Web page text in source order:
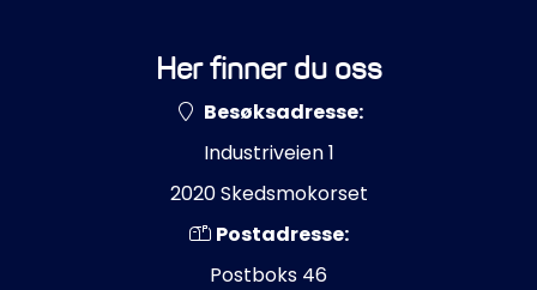
Her finner du oss
Besøksadresse:
Industriveien 1
2020 Skedsmokorset
Postadresse:
Postboks 46